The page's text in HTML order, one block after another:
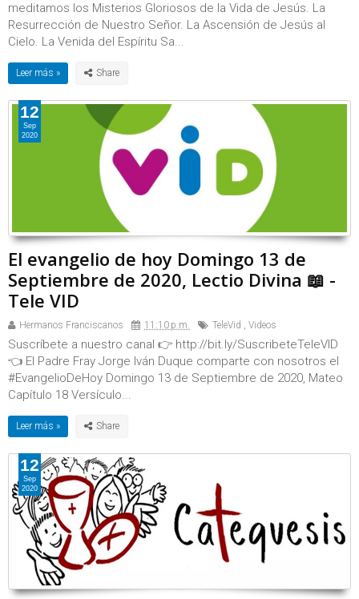
meditamos los Misterios Gloriosos de la Vida de Jesús. La
Resurrección de Nuestro Señor. La Ascensión de Jesús al
Cielo. La Venida del Espíritu Sa...
Leer más »
El evangelio de hoy Domingo 13 de
Septiembre de 2020, Lectio Divina 📖 -
Tele VID
Hermanos Franciscanos 11:10 p.m. TeleVid , Videos
Suscríbete a nuestro canal 👉 http://bit.ly/SuscribeteTeleVID
👈 El Padre Fray Jorge Iván Duque comparte con nosotros el
#EvangelioDeHoy Domingo 13 de Septiembre de 2020, Mateo
Capítulo 18 Versículo...
Leer más »
12
Sep
2020
12
Sep
2020